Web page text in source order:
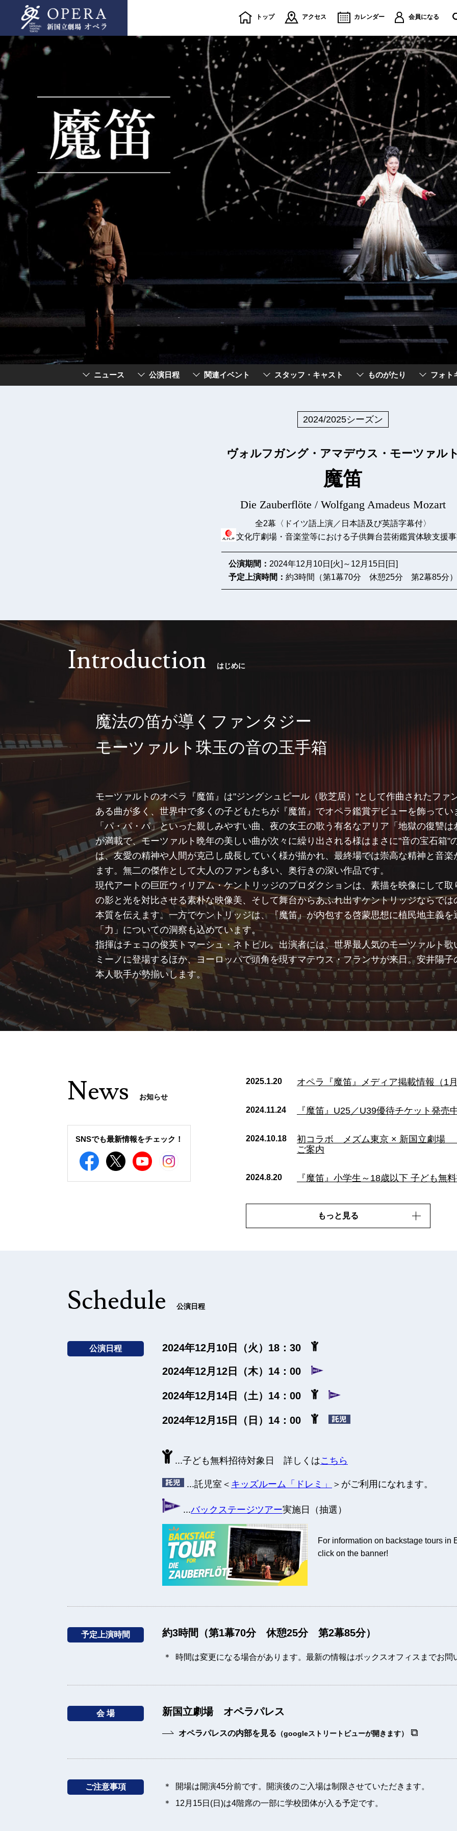
トップ アクセス カレンダー 会員になる
ニュース 公演日程 関連イベント スタッフ・キャスト ものがたり フォト
2024/2025シーズン
ヴォルフガング・アマデウス・モーツァル
魔笛
Die Zauberflöte / Wolfgang Amadeus Mozart
全2幕〈ドイツ語上演／日本語及び英語字幕付〉
文化庁劇場・音楽堂等における子供舞台芸術鑑賞体験支援
公演期間： 2024年12月10日[火]～12月15日[日]
予定上演時間： 約3時間（第1幕70分 休憩25分 第2幕85分）
Introduction はじめに
魔法の笛が導くファンタジー
モーツァルト珠玉の音の玉手箱
モーツァルトのオペラ『魔笛』は"ジングシュピール（歌芝居）"として作曲されたファ
ある曲が多く、世界中で多くの子どもたちが『魔笛』でオペラ鑑賞デビューを飾って
「パ・パ・パ」といった親しみやすい曲、夜の女王の歌う有名なアリア「地獄の復讐
が満載で、モーツァルト晩年の美しい曲が次々に繰り出される様はまさに"音の宝石箱"
は、友愛の精神や人間が克己し成長していく様が描かれ、最終場では崇高な精神と音
ます。無二の傑作として大人のファンも多い、奥行きの深い作品です。
現代アートの巨匠ウィリアム・ケントリッジのプロダクションは、素描を映像にして
の影と光を対比させる素朴な映像美、そして舞台からあふれ出すケントリッジならで
本質を伝えます。一方でケントリッジは、『魔笛』が内包する啓蒙思想に植民地主義
「力」についての洞察も込めています。
指揮はチェコの俊英トマーシュ・ネトピル。出演者には、世界最人気のモーツァルト
ミーノに登場するほか、ヨーロッパで頭角を現すマテウス・フランサが来日。安井陽
本人歌手が勢揃いします。
News お知らせ
2025.1.20 オペラ『魔笛』メディア掲載情報（1
2024.11.24 『魔笛』U25／U39優待チケット発売
2024.10.18
初コラボ メズム東京 × 新国立劇場
ご案内
2024.8.20 『魔笛』小学生～18歳以下 子ども無
もっと見る
SNSでも最新情報をチェック！
Schedule 公演日程
公演日程 2024年12月10日（火）18：30
2024年12月12日（木）14：00
2024年12月14日（土）14：00
2024年12月15日（日）14：00
...子ども無料招待対象日 詳しくはこちら
...託児室＜ キッズルーム「ドレミ」 ＞がご利用になれます。
...バックステージツアー実施日（抽選）
For information on backstage tours in
click on the banner!
予定上演時間 約3時間（第1幕70分 休憩25分 第2幕85分）
時間は変更になる場合があります。最新の情報はボックスオフィスまでお
会 場 新国立劇場 オペラパレス
オペラパレスの内部を見る （googleストリートビューが開きます）
ご注意事項
開場は開演45分前です。開演後のご入場は制限させていただきます。
12月15日(日)は4階席の一部に学校団体が入る予定です。